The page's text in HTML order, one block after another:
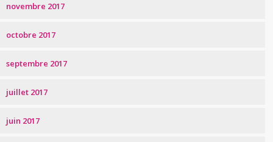
novembre 2017
octobre 2017
septembre 2017
juillet 2017
juin 2017